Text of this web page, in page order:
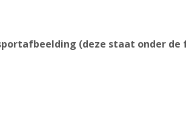
(deze staat onder de